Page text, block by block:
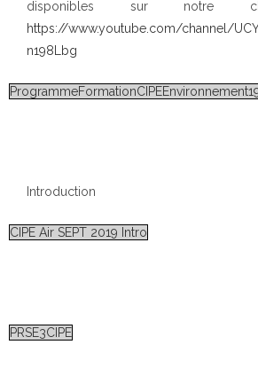
disponibles sur notre
https://www.youtube.com/channel/
n198Lbg
Introduction
CIPE Air SEPT 2019 Intro
PRSE3CIPE